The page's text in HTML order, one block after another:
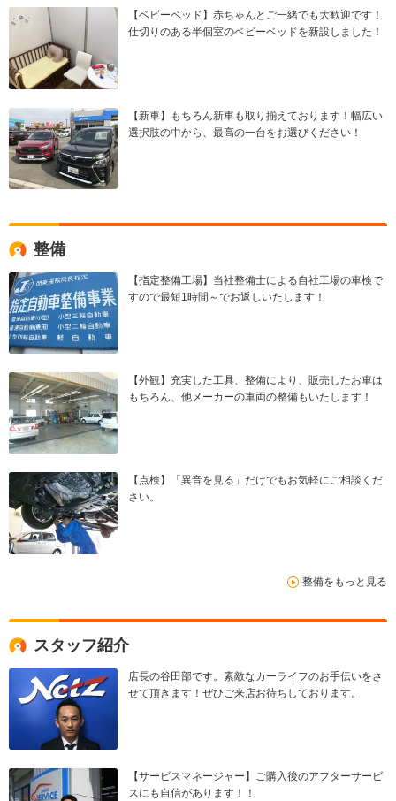
【ベビーベッド】赤ちゃんとご一緒でも大歓迎です！
仕切りのある半個室のベビーベッドを新設しました！
【新車】もちろん新車も取り揃えております！幅広い
選択肢の中から、最高の一台をお選びください！
整備
【指定整備工場】当社整備士による自社工場の車検で
すので最短1時間～でお返しいたします！
【外観】充実した工具、整備により、販売したお車は
もちろん、他メーカーの車両の整備もいたします！
【点検】「異音を見る」だけでもお気軽にご相談くだ
さい。
整備をもっと見る
スタッフ紹介
店長の谷田部です。素敵なカーライフのお手伝いをさ
せて頂きます！ぜひご来店お待ちしております。
【サービスマネージャー】ご購入後のアフターサービ
スにも自信があります！！